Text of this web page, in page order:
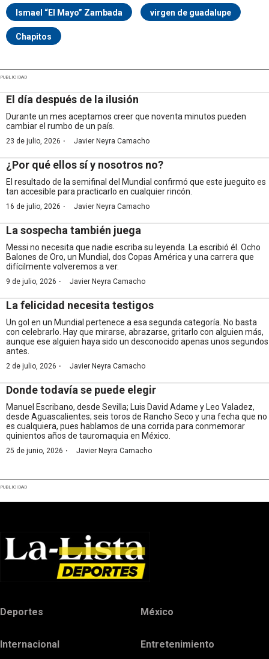
Ismael “El Mayo” Zambada virgen de guadalupe
Chapitos
PUBLICIDAD
El día después de la ilusión
Durante un mes aceptamos creer que noventa minutos pueden
cambiar el rumbo de un país.
23 de julio, 2026 · Javier Neyra Camacho
¿Por qué ellos sí y nosotros no?
El resultado de la semifinal del Mundial confirmó que este jueguito es
tan accesible para practicarlo en cualquier rincón.
16 de julio, 2026 · Javier Neyra Camacho
La sospecha también juega
Messi no necesita que nadie escriba su leyenda. La escribió él. Ocho
Balones de Oro, un Mundial, dos Copas América y una carrera que
difícilmente volveremos a ver.
9 de julio, 2026 · Javier Neyra Camacho
La felicidad necesita testigos
Un gol en un Mundial pertenece a esa segunda categoría. No basta
con celebrarlo. Hay que mirarse, abrazarse, gritarlo con alguien más,
aunque ese alguien haya sido un desconocido apenas unos segundos
antes.
2 de julio, 2026 · Javier Neyra Camacho
Donde todavía se puede elegir
Manuel Escribano, desde Sevilla; Luis David Adame y Leo Valadez,
desde Aguascalientes; seis toros de Rancho Seco y una fecha que no
es cualquiera, pues hablamos de una corrida para conmemorar
quinientos años de tauromaquia en México.
25 de junio, 2026 · Javier Neyra Camacho
PUBLICIDAD
Deportes México
Internacional Entretenimiento